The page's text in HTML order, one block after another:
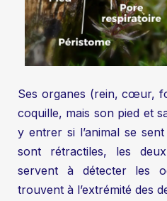
Ses organes (rein, cœur,
coquille, mais son pied et
y entrer si l’animal se
sont rétractiles, les
servent à détecter les
trouvent à l’extrémité des